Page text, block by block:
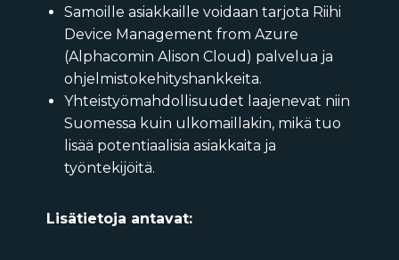
Samoille asiakkaille voidaan tarjota Riihi
Device Management from Azure
(Alphacomin Alison Cloud) palvelua ja
ohjelmistokehityshankkeita.
Yhteistyömahdollisuudet laajenevat niin
Suomessa kuin ulkomaillakin, mikä tuo
lisää potentiaalisia asiakkaita ja
työntekijöitä.
Lisätietoja antavat: